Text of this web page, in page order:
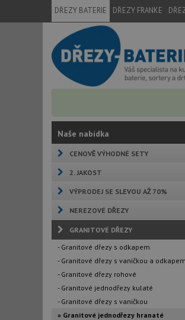
DŘEZY BATERIE DŘEZY FRANKE
Naše nabídka
CENOVĚ VÝHODNÉ SETY
2. JAKOST
VÝPRODEJ SE SLEVOU AŽ 70%
NEREZOVÉ DŘEZY
GRANITOVÉ DŘEZY
- Granitové dřezy s odkapem
- Granitové dřezy s vaničkou a odkapem
- Granitové dřezy rohové
- Granitové jednodřezy kulaté
- Granitové dřezy s vaničkou
» Granitové jednodřezy hranaté